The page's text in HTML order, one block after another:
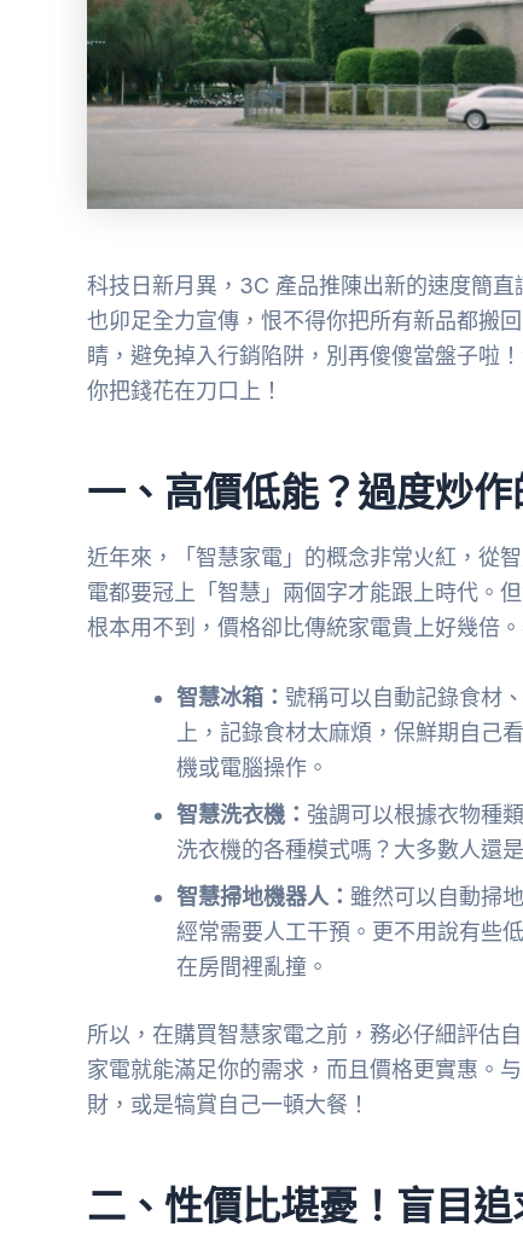
科技日新月異，3C 產品推陳出新的速度簡
也卯足全力宣傳，恨不得你把所有新品都搬
睛，避免掉入行銷陷阱，別再傻傻當盤子啦
你把錢花在刀口上！
一、高價低能？過度炒
近年來，「智慧家電」的概念非常火紅，從
電都要冠上「智慧」兩個字才能跟上時代。
根本用不到，價格卻比傳統家電貴上好幾倍。
智慧冰箱： 號稱可以自動記錄食材
上，記錄食材太麻煩，保鮮期自己
機或電腦操作。
智慧洗衣機： 強調可以根據衣物種
洗衣機的各種模式嗎？大多數人還
智慧掃地機器人： 雖然可以自動掃
經常需要人工干預。更不用說有些
在房間裡亂撞。
所以，在購買智慧家電之前，務必仔細評估
家電就能滿足你的需求，而且價格更實惠。
財，或是犒賞自己一頓大餐！
二、性價比堪憂！盲目